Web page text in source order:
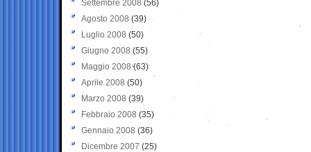
Settembre 2008 (56)
Agosto 2008 (39)
Luglio 2008 (50)
Giugno 2008 (55)
Maggio 2008(63)
Aprile 2008 (50)
Marzo 2008 (39)
Febbraio 2008 (35)
Gennaio 2008 (36)
Dicembre 2007 (25)